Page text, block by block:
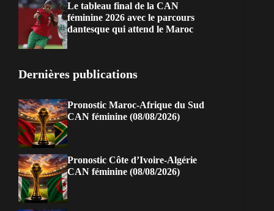
Le tableau final de la CAN
féminine 2026 avec le parcours
dantesque qui attend le Maroc
Dernières publications
Pronostic Maroc-Afrique du Sud
CAN féminine (08/08/2026)
Pronostic Côte d’Ivoire-Algérie
CAN féminine (08/08/2026)